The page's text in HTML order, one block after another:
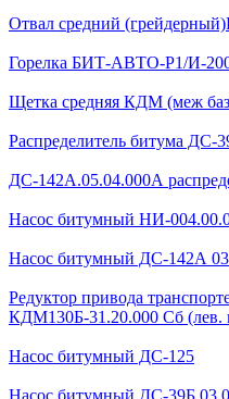
Отвал средний
Горелка БИТ-АВТО-Р1/И-
Щетка средняя КДМ (меж
Распределитель битума ДС-
ДС-142А.05.04.000А
Насос битумный НИ-
Насос битумный ДС-142А
Редуктор привода
КДМ130Б-31.20.000 Сб (лев.
Насос битумный ДС-125
Насос битумный ДС-39Б